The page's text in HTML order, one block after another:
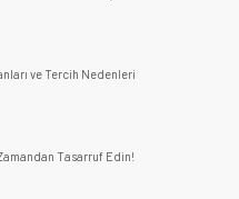
ve Tercih Nedenleri
Tasarruf Edin!